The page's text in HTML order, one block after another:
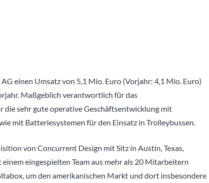
einen Umsatz von 5,1 Mio. Euro (Vorjahr: 4,1 Mio. Euro)
Maßgeblich verantwortlich für das
sehr gute operative Geschäftsentwicklung mit
mit Batteriesystemen für den Einsatz in Trolleybussen.
von Concurrent Design mit Sitz in Austin, Texas,
eingespielten Team aus mehr als 20 Mitarbeitern
um den amerikanischen Markt und dort insbesondere